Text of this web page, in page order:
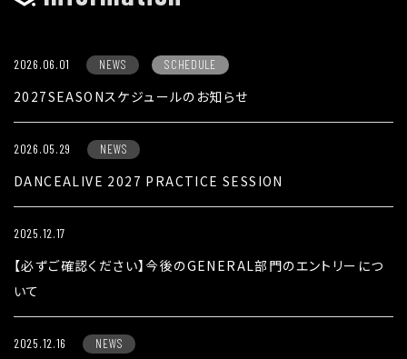
2026.06.01 NEWS SCHEDULE
2027SEASONスケジュールのお知らせ
2026.05.29 NEWS
DANCEALIVE 2027 PRACTICE SESSION
2025.12.17
【必ずご確認ください】今後のGENERAL部門のエントリーにつ
いて
2025.12.16 NEWS